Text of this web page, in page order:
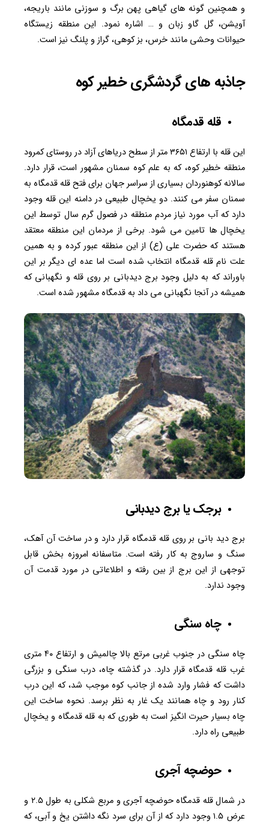
و همچنین گونه های گیاهی پهن برگ و سوزنی مانند باریجه،
آویشن، گل گاو زبان و … اشاره نمود. این منطقه زیستگاه
حیوانات وحشی مانند خرس، بز کوهی، گراز و پلنگ نیز است.
جاذبه های گردشگری خطیر کوه
قله قدمگاه
این قله با ارتفاع ۳۶۵۱ متر از سطح دریاهای آزاد در روستای کمرود
منطقه خطیر کوه، که به علم کوه سمنان مشهور است، قرار دارد.
سالانه کوهنوردان بسیاری از سراسر جهان برای فتح قله قدمگاه به
سمنان سفر می کنند. دو یخچال طبیعی در دامنه این قله وجود
دارد که آب مورد نیاز مردم منطقه در فصول گرم سال توسط این
یخچال ها تامین می شود. برخی از مردمان این منطقه معتقد
هستند که حضرت علی (ع) از این منطقه عبور کرده و به همین
علت نام قله قدمگاه انتخاب شده است اما عده ای دیگر بر این
باوراند که به دلیل وجود برج دیدبانی بر روی قله و نگهبانی که
همیشه در آنجا نگهبانی می داد به قدمگاه مشهور شده است.
برجک یا برج دیدبانی
برج دید بانی بر روی قله قدمگاه قرار دارد و در ساخت آن آهک،
سنگ و ساروج به کار رفته است. متاسفانه امروزه بخش قابل
توجهی از این برج از بین رفته و اطلاعاتی در مورد قدمت آن
وجود ندارد.
چاه سنگی
چاه سنگی در جنوب غربی مرتع بالا چالمیش و ارتفاع ۴۰ متری
غرب قله قدمگاه قرار دارد. در گذشته چاه، درب سنگی و بزرگی
داشت که فشار وارد شده از جانب کوه موجب شد، که این درب
کنار رود و چاه همانند یک غار به نظر برسد. نحوه ساخت این
چاه بسیار حیرت انگیز است به طوری که به قله قدمگاه و یخچال
طبیعی راه دارد.
حوضچه آجری
در شمال قله قدمگاه حوضچه آجری و مربع شکلی به طول ۲.۵ و
عرض ۱.۵ وجود دارد که از آن برای سرد نگه داشتن یخ و آبی، که